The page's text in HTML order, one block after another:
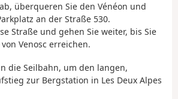
überqueren Sie den Vénéon und
an der Straße 530.
Straße und gehen Sie weiter, bis Sie
Venosc erreichen.
die Seilbahn, um den langen,
zur Bergstation in Les Deux Alpes